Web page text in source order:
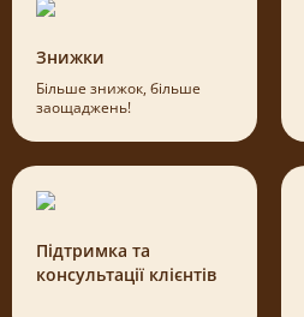
Знижки
Більше знижок, більше
заощаджень!
Підтримка та
консультації клієнтів